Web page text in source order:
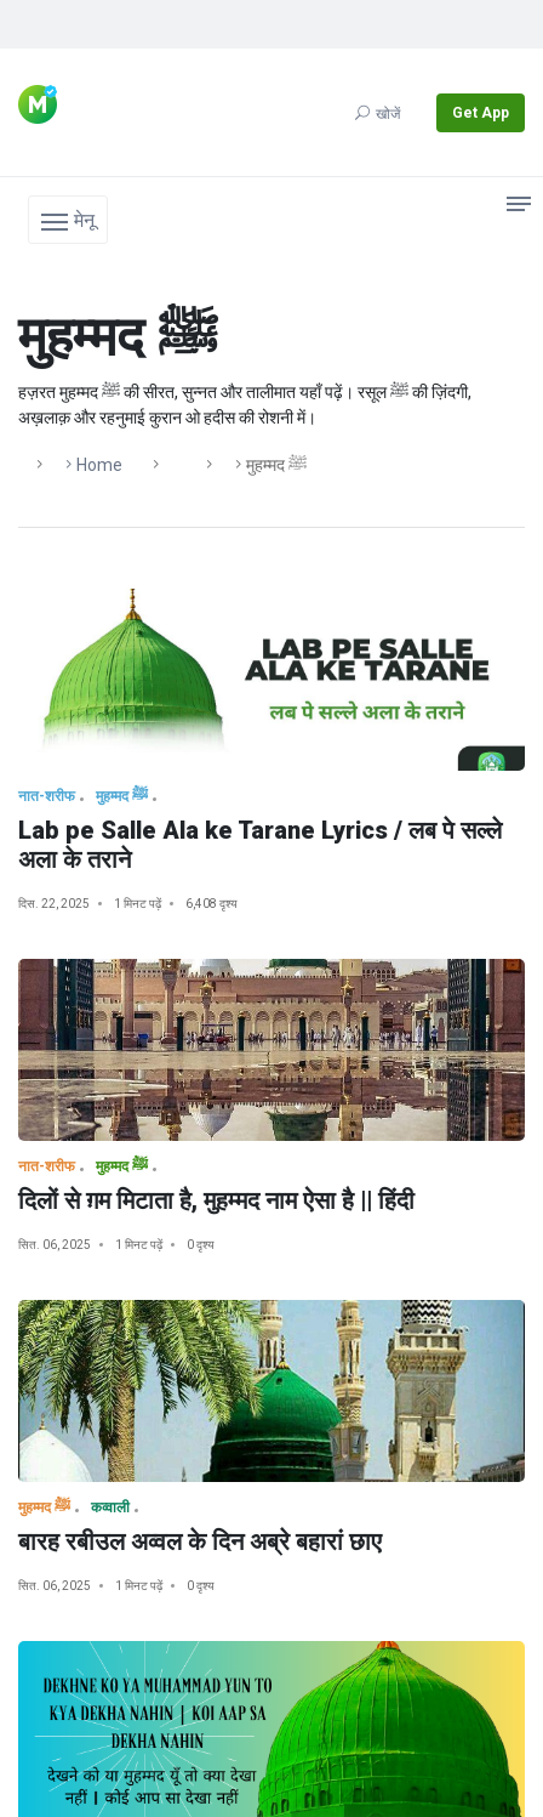
खोजें Get App
मेनू
मुहम्मद ﷺ
हज़रत मुहम्मद ﷺ की सीरत, सुन्नत और तालीमात यहाँ पढ़ें। रसूल ﷺ की ज़िंदगी,
अख़लाक़ और रहनुमाई कुरान ओ हदीस की रोशनी में।
Home मुहम्मद ﷺ
नात-शरीफ मुहम्मद ﷺ
Lab pe Salle Ala ke Tarane Lyrics / लब पे सल्ले
अला के तराने
दिस. 22, 2025 1 मिनट पढ़ें 6,408 दृश्य
नात-शरीफ मुहम्मद ﷺ
दिलों से ग़म मिटाता है, मुहम्मद नाम ऐसा है || हिंदी
सित. 06, 2025 1 मिनट पढ़ें 0 दृश्य
मुहम्मद ﷺ कव्वाली
बारह रबीउल अव्वल के दिन अब्रे बहारां छाए
सित. 06, 2025 1 मिनट पढ़ें 0 दृश्य